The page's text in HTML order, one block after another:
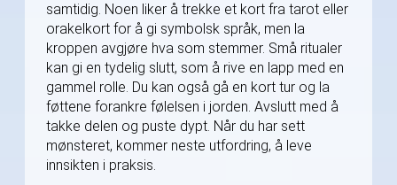
samtidig. Noen liker å trekke et kort fra tarot eller
orakelkort for å gi symbolsk språk, men la
kroppen avgjøre hva som stemmer. Små ritualer
kan gi en tydelig slutt, som å rive en lapp med en
gammel rolle. Du kan også gå en kort tur og la
føttene forankre følelsen i jorden. Avslutt med å
takke delen og puste dypt. Når du har sett
mønsteret, kommer neste utfordring, å leve
innsikten i praksis.